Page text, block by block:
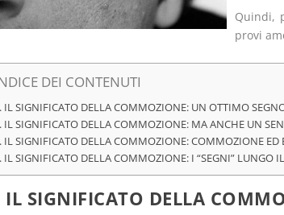
Quindi,
provi
DEI CONTENUTI
IL SIGNIFICATO DELLA COMMOZIONE: UN OTTIMO
IL SIGNIFICATO DELLA COMMOZIONE: MA ANCHE UN
IL SIGNIFICATO DELLA COMMOZIONE: COMMOZIONE ED
IL SIGNIFICATO DELLA COMMOZIONE: I “SEGNI” LUNGO
IL SIGNIFICATO DELLA